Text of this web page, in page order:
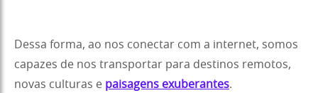
Dessa forma, ao nos conectar com a internet, somos
capazes de nos transportar para destinos remotos,
novas culturas e paisagens exuberantes.